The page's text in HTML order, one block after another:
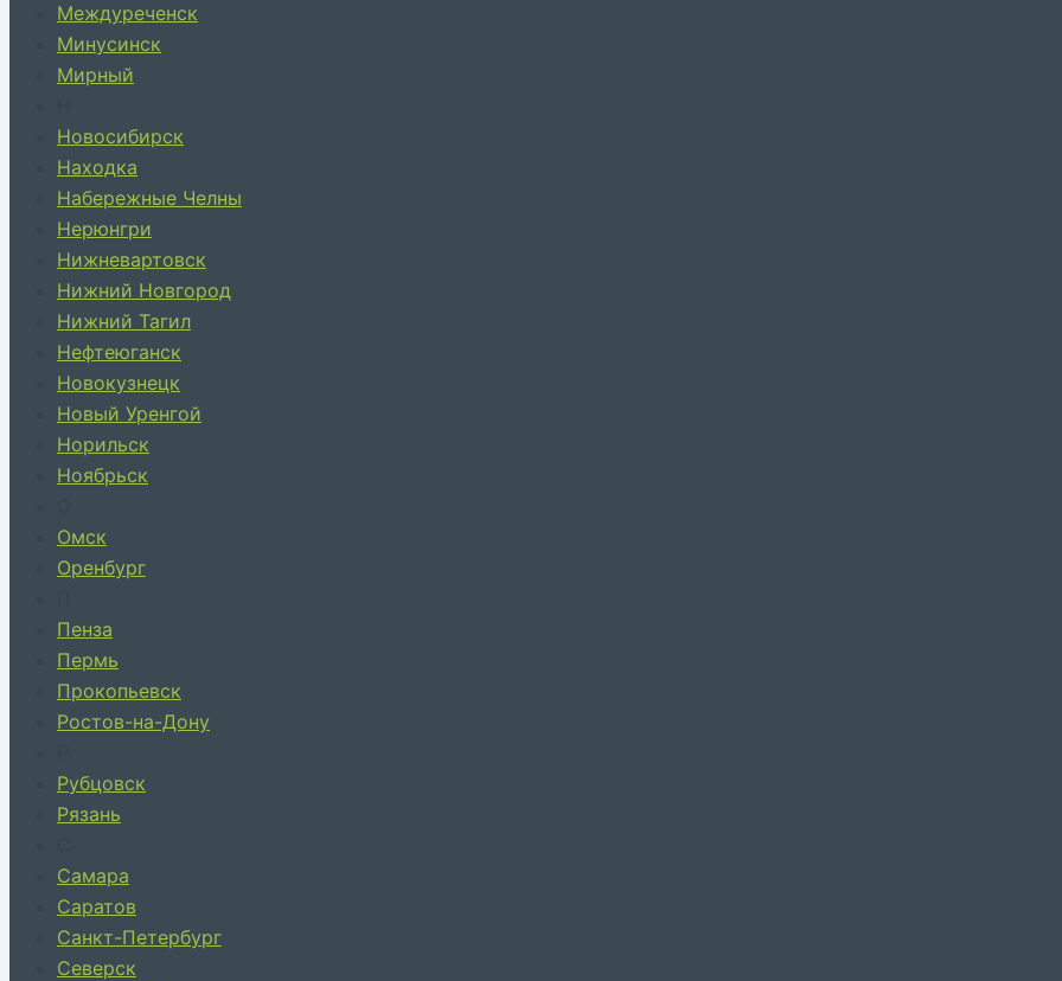
Междуреченск
Минусинск
Мирный
Новосибирск
Находка
Набережные Челны
Нерюнгри
Нижневартовск
Нижний Новгород
Нижний Тагил
Нефтеюганск
Новокузнецк
Новый Уренгой
Норильск
Ноябрьск
Омск
Оренбург
Пенза
Пермь
Прокопьевск
Ростов-на-Дону
Рубцовск
Рязань
Самара
Саратов
Санкт-Петербург
Северск